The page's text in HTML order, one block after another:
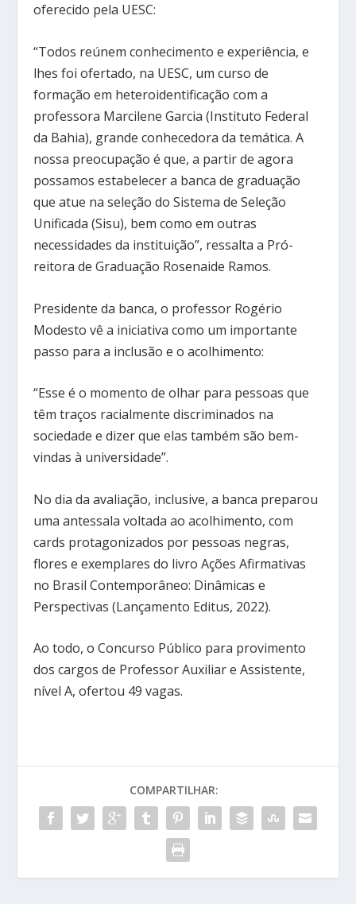
oferecido pela UESC:
“Todos reúnem conhecimento e experiência, e
lhes foi ofertado, na UESC, um curso de
formação em heteroidentificação com a
professora Marcilene Garcia (Instituto Federal
da Bahia), grande conhecedora da temática. A
nossa preocupação é que, a partir de agora
possamos estabelecer a banca de graduação
que atue na seleção do Sistema de Seleção
Unificada (Sisu), bem como em outras
necessidades da instituição”, ressalta a Pró-
reitora de Graduação Rosenaide Ramos.
Presidente da banca, o professor Rogério
Modesto vê a iniciativa como um importante
passo para a inclusão e o acolhimento:
“Esse é o momento de olhar para pessoas que
têm traços racialmente discriminados na
sociedade e dizer que elas também são bem-
vindas à universidade”.
No dia da avaliação, inclusive, a banca preparou
uma antessala voltada ao acolhimento, com
cards protagonizados por pessoas negras,
flores e exemplares do livro Ações Afirmativas
no Brasil Contemporâneo: Dinâmicas e
Perspectivas (Lançamento Editus, 2022).
Ao todo, o Concurso Público para provimento
dos cargos de Professor Auxiliar e Assistente,
nível A, ofertou 49 vagas.
COMPARTILHAR: